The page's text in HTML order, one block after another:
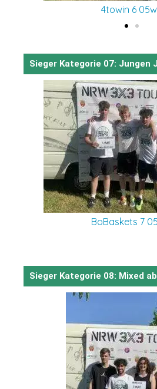
4towin 6 05w
Sieger Kategorie 07: Jungen
BoBaskets 7
Sieger Kategorie 08: Mixed